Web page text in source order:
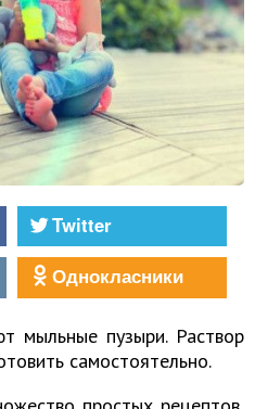
Twitter
Однокласники
мыльные пузыри. Раствор
самостоятельно.